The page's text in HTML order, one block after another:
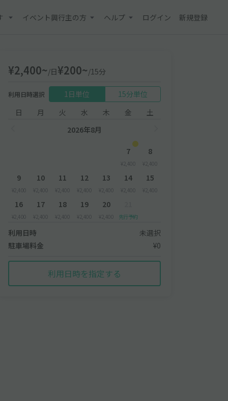
イベント興行主の方 ヘルプ ログイン 新規登録
¥2,400~/日¥200~/15分
利用日時選択 1日単位
15分単位
日
月 火 水 木 金
土
2026年8月
7
¥2,400
8
¥2,400
9
¥2,400
10
¥2,400
11
¥2,400
12
¥2,400
13
¥2,400
14
¥2,400
15
¥2,400
16
¥2,400
17
¥2,400
18
¥2,400
19
¥2,400
20
¥2,400 先行予約
利用日時
未選択
駐車場料金
¥0
利用日時を指定する